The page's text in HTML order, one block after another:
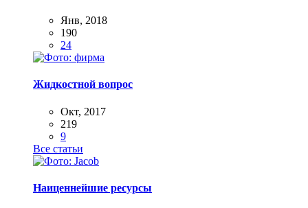
Янв, 2018
190
24
Жидкостной вопрос
Окт, 2017
219
9
Все статьи
Наиценнейшие ресурсы